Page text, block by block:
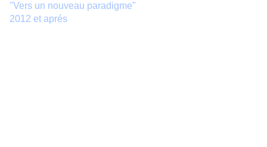
"Vers un nouveau paradigme"
2012 et aprés